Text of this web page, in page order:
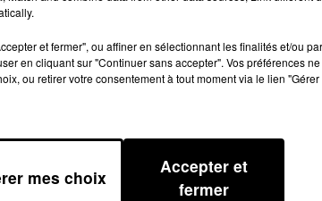
et fermer", ou affiner en sélectionnant les finalités et/ou
en cliquant sur "Continuer sans accepter". Vos préférences
ou retirer votre consentement à tout moment via le lien
mes choix
Accepter et
fermer